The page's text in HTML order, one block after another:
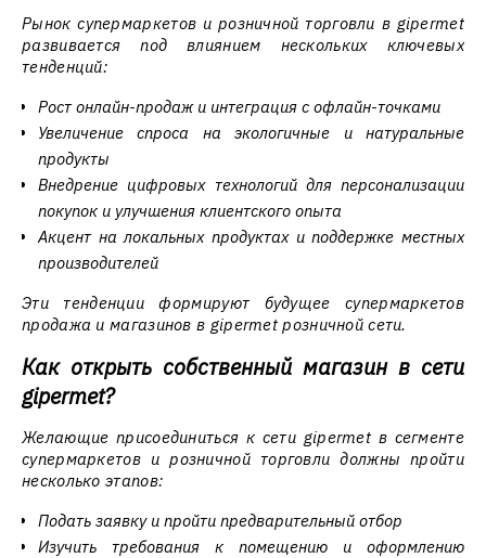
Рынок супермаркетов и розничной торговли в gipermet
развивается под влиянием нескольких ключевых
тенденций:
Рост онлайн-продаж и интеграция с офлайн-точками
Увеличение спроса на экологичные и натуральные
продукты
Внедрение цифровых технологий для персонализации
покупок и улучшения клиентского опыта
Акцент на локальных продуктах и поддержке местных
производителей
Эти тенденции формируют будущее супермаркетов
продажа и магазинов в gipermet розничной сети.
Как открыть собственный магазин в сети
gipermet?
Желающие присоединиться к сети gipermet в сегменте
супермаркетов и розничной торговли должны пройти
несколько этапов:
Подать заявку и пройти предварительный отбор
Изучить требования к помещению и оформлению